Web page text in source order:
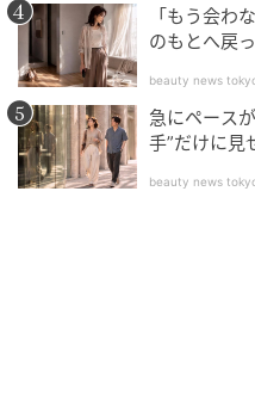
「もう会わ
のもとへ戻
beauty news
急にペース
手”だけに見
beauty news